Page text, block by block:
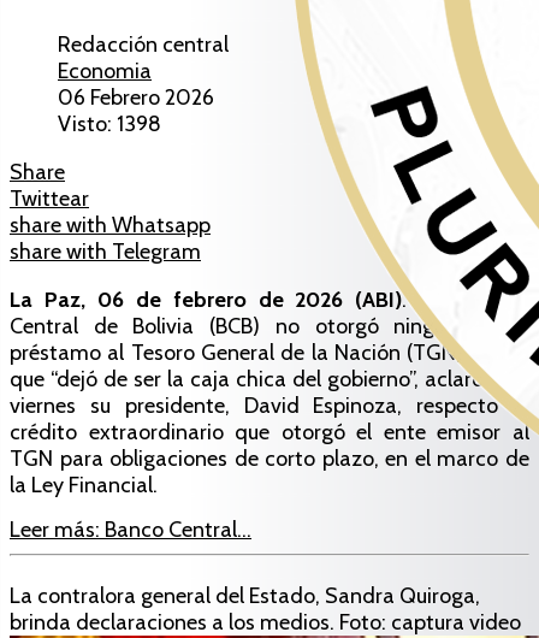
Redacción central
Economia
06 Febrero 2026
Visto: 1398
Share
Twittear
share with Whatsapp
share with Telegram
La Paz, 06 de febrero de 2026 (ABI). – El Banco
Central de Bolivia (BCB) no otorgó ningún nuevo
préstamo al Tesoro General de la Nación (TGN), por lo
que “dejó de ser la caja chica del gobierno”, aclaró este
viernes su presidente, David Espinoza, respecto al
crédito extraordinario que otorgó el ente emisor al
TGN para obligaciones de corto plazo, en el marco de
la Ley Financial.
Leer más: Banco Central...
La contralora general del Estado, Sandra Quiroga,
brinda declaraciones a los medios. Foto: captura video